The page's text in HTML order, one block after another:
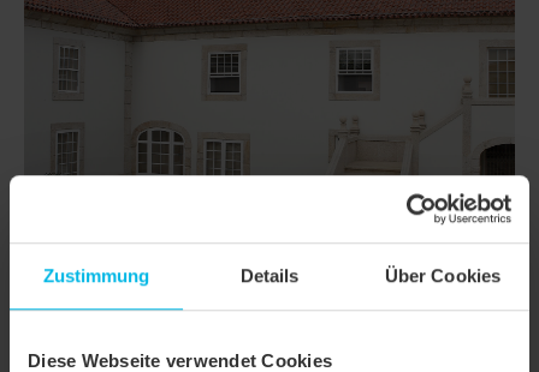
Zustimmung Details Über Cookies
Diese Webseite verwendet Cookies